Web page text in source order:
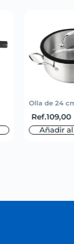
Olla de 24
Ref.109,00
Añadir